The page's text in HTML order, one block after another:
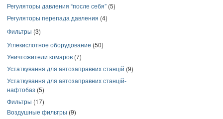
Регуляторы давления “после себя” (5)
Регуляторы перепада давления (4)
Фильтры (3)
Углекислотное оборудование (50)
Уничтожители комаров (7)
Устаткування для автозаправних станцій (9)
Устаткування для автозаправних станцій-
нафтобаз (5)
Фильтры (17)
Воздушные фильтры (9)